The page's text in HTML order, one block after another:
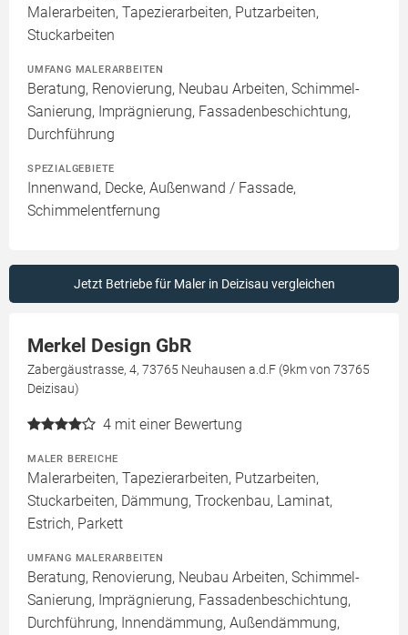
Malerarbeiten, Tapezierarbeiten, Putzarbeiten,
Stuckarbeiten
UMFANG MALERARBEITEN
Beratung, Renovierung, Neubau Arbeiten, Schimmel-
Sanierung, Imprägnierung, Fassadenbeschichtung,
Durchführung
SPEZIALGEBIETE
Innenwand, Decke, Außenwand / Fassade,
Schimmelentfernung
Jetzt Betriebe für Maler in Deizisau vergleichen
Merkel Design GbR
Zabergäustrasse, 4, 73765 Neuhausen a.d.F (9km von 73765
Deizisau)
4 mit einer Bewertung
MALER BEREICHE
Malerarbeiten, Tapezierarbeiten, Putzarbeiten,
Stuckarbeiten, Dämmung, Trockenbau, Laminat,
Estrich, Parkett
UMFANG MALERARBEITEN
Beratung, Renovierung, Neubau Arbeiten, Schimmel-
Sanierung, Imprägnierung, Fassadenbeschichtung,
Durchführung, Innendämmung, Außendämmung,